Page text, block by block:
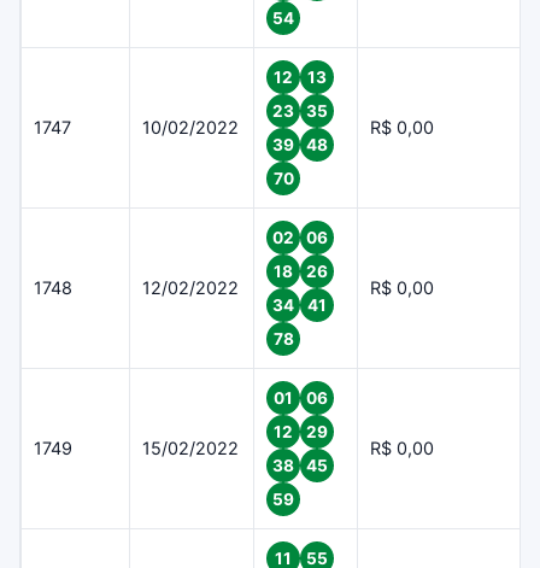
54
1747 10/02/2022
12
13
23
35
39
48
70
R$ 0,00
1748 12/02/2022
02
06
18
26
34
41
78
R$ 0,00
1749 15/02/2022
01
06
12
29
38
45
59
R$ 0,00
11 55